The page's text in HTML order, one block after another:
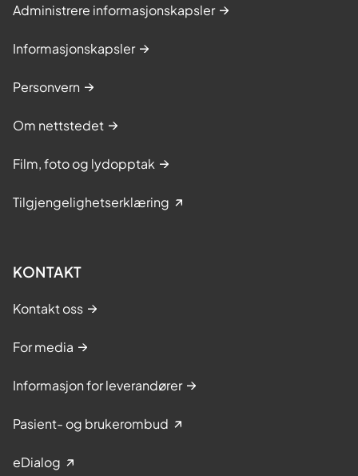
Administrere informasjonskapsler
Informasjonskapsler
Personvern
Om nettstedet
Film, foto og lydopptak
Tilgjengelighetserklæring
KONTAKT
Kontakt oss
For media
Informasjon for leverandører
Pasient- og brukerombud
eDialog